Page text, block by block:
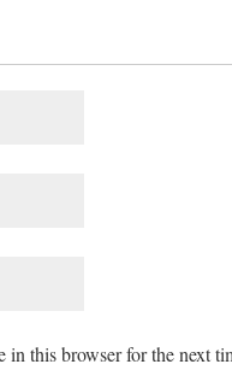
in this browser for the next